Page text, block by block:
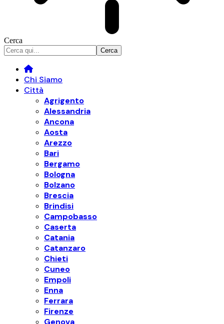
Cerca
Chi Siamo
Città
Agrigento
Alessandria
Ancona
Aosta
Arezzo
Bari
Bergamo
Bologna
Bolzano
Brescia
Brindisi
Campobasso
Caserta
Catania
Catanzaro
Chieti
Cuneo
Empoli
Enna
Ferrara
Firenze
Genova